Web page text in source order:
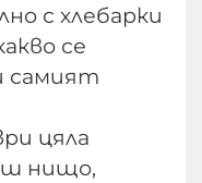
с хлебарки
се
самият
цяла
нищо,